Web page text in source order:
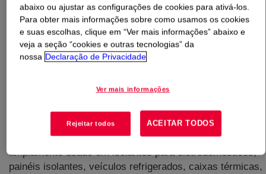
Um poliéter poliol iniciado por glicerina/sacarose com
funcionalidade 4,3 desenvolvido para a produção de
espumas rígidas de poliuretano. Pode ser empregado
tanto em espumas de alta quanto baixa densidade. Este
chamas para atingir diversos graus de reticulação. Este
poliol é altamente compatível com diferentes tipos de
isocianatos. Este produto resulta em espumas com
excelente proporção entre o fator K e o fluxo. É
amplamente usado em isolantes para eletrodomésticos,
painéis isolantes, veículos refrigerados, caixas térmicas,
abaixo ou ajustar as configurações de cookies para ativá-los.
Para obter mais informações sobre como usamos os cookies
e suas escolhas, clique em “Ver mais informações” abaixo e
veja a seção “cookies e outras tecnologias” da
nossa Declaração de Privacidade
Ver mais informações
Rejeitar todos ACEITAR TODOS